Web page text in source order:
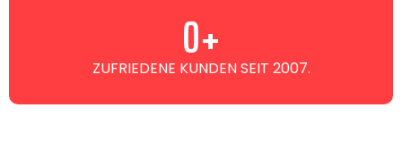
ZUFRIEDENE KUNDEN SEIT 2007.
0+